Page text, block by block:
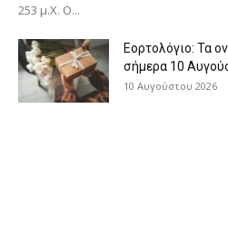
253 μ.Χ. Ο...
Εορτολόγιο: Τα
σήμερα 10
10 Αυγούστου 2026